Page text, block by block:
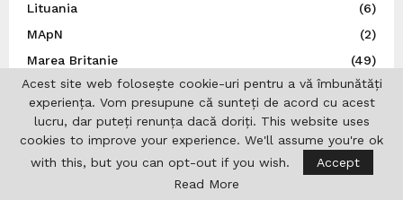
Lituania
(6)
MApN
(2)
Marea Britanie
(49)
Ministerul Afacerilor Externe
(264)
Ministerul Afacerilor Interne
Moldova
(112)
Muzică
(44)
Acest site web folosește cookie-uri pentru a vă îmbunătăți
experiența. Vom presupune că sunteți de acord cu acest
lucru, dar puteți renunța dacă doriți. This website uses
cookies to improve your experience. We'll assume you're ok
with this, but you can opt-out if you wish.
Accept
Read More